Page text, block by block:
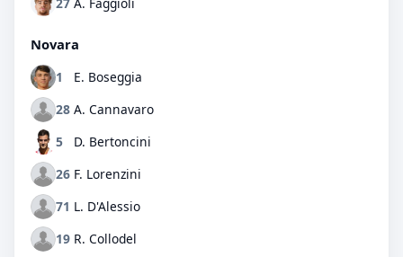
Novara
1
E. Boseggia
28 A. Cannavaro
5
D. Bertoncini
26 F. Lorenzini
71 L. D'Alessio
19 R. Collodel